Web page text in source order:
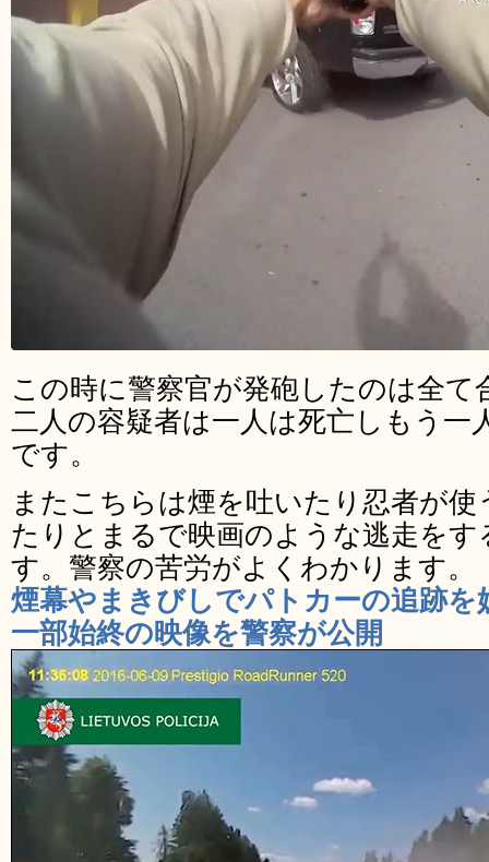
この時に警察官が発砲したのは全て
二人の容疑者は一人は死亡しもう一
です。
またこちらは煙を吐いたり忍者が
たりとまるで映画のような逃走を
す。警察の苦労がよくわかります。
煙幕やまきびしでパトカーの追跡を
一部始終の映像を警察が公開